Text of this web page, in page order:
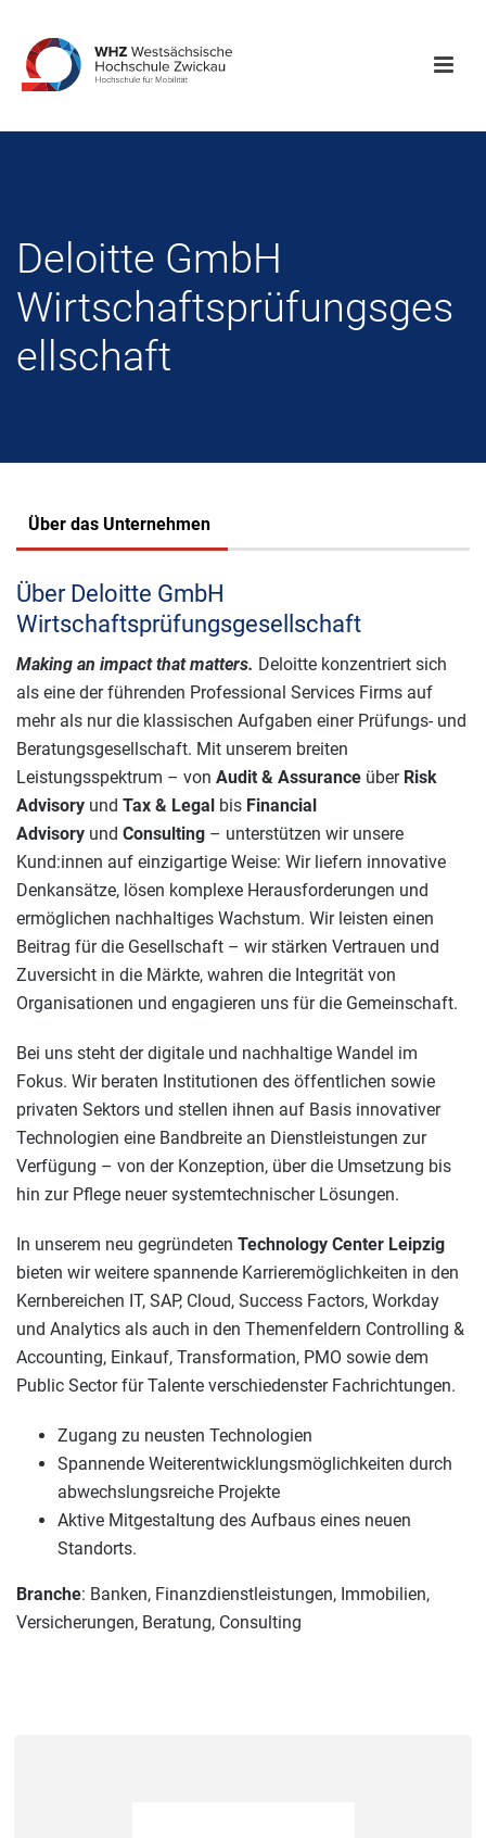
Deloitte GmbH
Wirtschaftsprüfungsges
ellschaft
Über das Unternehmen
Über Deloitte GmbH
Wirtschaftsprüfungsgesellschaft
Making an impact that matters. Deloitte konzentriert sich
als eine der führenden Professional Services Firms auf
mehr als nur die klassischen Aufgaben einer Prüfungs- und
Beratungsgesellschaft. Mit unserem breiten
Leistungsspektrum – von Audit & Assurance über Risk
Advisory und Tax & Legal bis Financial
Advisory und Consulting – unterstützen wir unsere
Kund:innen auf einzigartige Weise: Wir liefern innovative
Denkansätze, lösen komplexe Herausforderungen und
ermöglichen nachhaltiges Wachstum. Wir leisten einen
Beitrag für die Gesellschaft – wir stärken Vertrauen und
Zuversicht in die Märkte, wahren die Integrität von
Organisationen und engagieren uns für die Gemeinschaft.
Bei uns steht der digitale und nachhaltige Wandel im
Fokus. Wir beraten Institutionen des öffentlichen sowie
privaten Sektors und stellen ihnen auf Basis innovativer
Technologien eine Bandbreite an Dienstleistungen zur
Verfügung – von der Konzeption, über die Umsetzung bis
hin zur Pflege neuer systemtechnischer Lösungen.
In unserem neu gegründeten Technology Center Leipzig
bieten wir weitere spannende Karrieremöglichkeiten in den
Kernbereichen IT, SAP, Cloud, Success Factors, Workday
und Analytics als auch in den Themenfeldern Controlling &
Accounting, Einkauf, Transformation, PMO sowie dem
Public Sector für Talente verschiedenster Fachrichtungen.
Zugang zu neusten Technologien
Spannende Weiterentwicklungsmöglichkeiten durch
abwechslungsreiche Projekte
Aktive Mitgestaltung des Aufbaus eines neuen
Standorts.
Branche: Banken, Finanzdienstleistungen, Immobilien,
Versicherungen, Beratung, Consulting